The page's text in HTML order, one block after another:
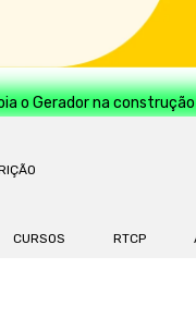
o Gerador na
CURSOS RTCP